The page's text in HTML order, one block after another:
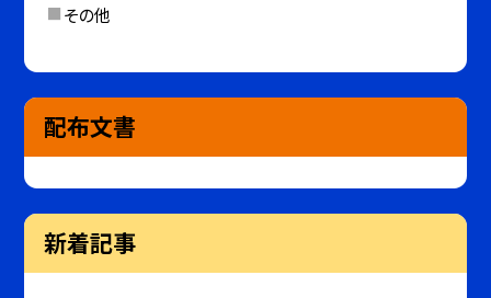
その他
配布文書
新着記事